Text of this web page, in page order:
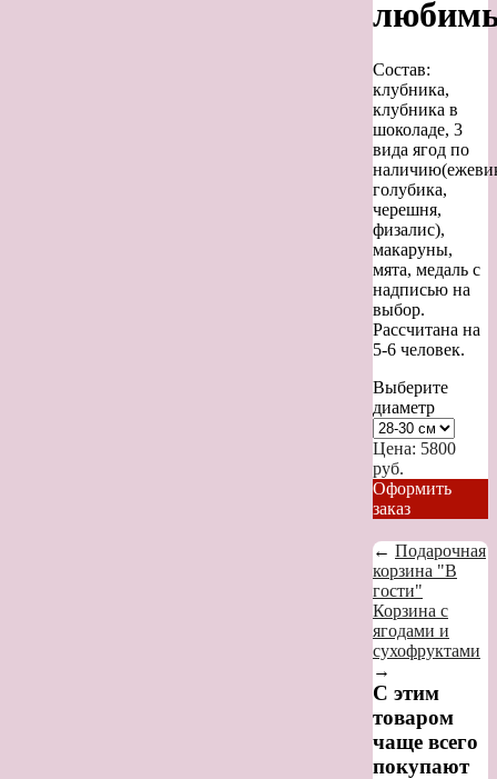
Состав:
клубника,
клубника в
шоколаде, 3
вида ягод по
голубика,
черешня,
физалис),
макаруны,
мята, медаль с
надписью на
выбор.
Рассчитана на
5-6 человек.
Выберите
диаметр
Цена: 5800
руб.
Оформить
заказ
← Подарочная
корзина "В
гости"
Корзина с
ягодами и
сухофруктами
→
С этим
товаром
чаще всего
покупают